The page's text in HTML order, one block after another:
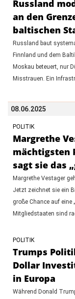
Russland
an den
baltischen
Russland baut
Finnland und dem
Moskau beteuert, nur
Misstrauen. Ein
08.06.2025
POLITIK
Margrethe
mächtigsten
sagt sie das
Margrethe Vestager
Jetzt zeichnet sie ein
große Chance auf eine
Mitgliedstaaten sind
POLITIK
Trumps
Dollar
in Europa
Während Donald